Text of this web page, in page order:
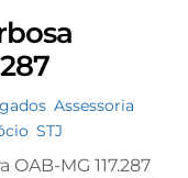
,Assessoria
,STJ
MG 117.287